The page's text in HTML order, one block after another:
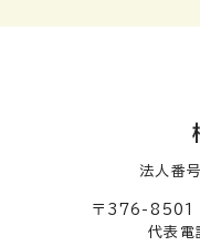
法人番
〒376-8501
代表